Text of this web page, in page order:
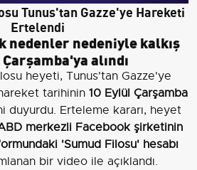
Tunus'tan Gazze'ye Hareketi
Ertelendi
nedenler nedeniyle kalkış
alındı
heyeti, Tunus'tan Gazze'ye
tarihinin 10 Eylül Çarşamba
duyurdu. Erteleme kararı, heyet
merkezli Facebook şirketinin
'Sumud Filosu' hesabı
bir video ile açıklandı.